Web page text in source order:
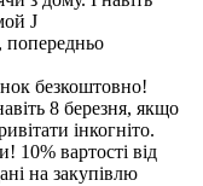
J
попередньо
безкоштовно!
8 березня, якщо
інкогніто.
10% вартості від
на закупівлю